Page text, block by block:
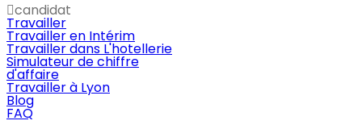
candidat
Travailler
Travailler en Intérim
Travailler dans L'hotellerie
Simulateur de chiffre
d'affaire
Travailler à Lyon
Blog
FAQ